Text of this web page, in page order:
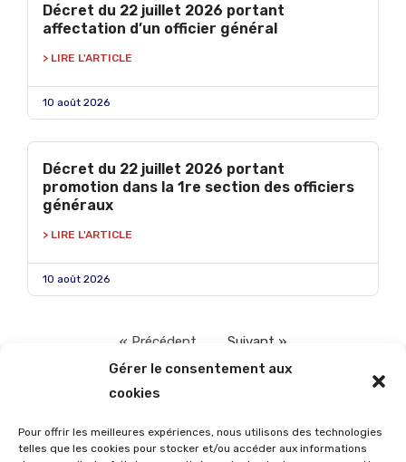
Gérer le consentement aux
cookies
Pour offrir les meilleures expériences, nous utilisons des technologies
telles que les cookies pour stocker et/ou accéder aux informations
Décret du 22 juillet 2026 portant
affectation d’un officier général
> LIRE L'ARTICLE
10 août 2026
Décret du 22 juillet 2026 portant
promotion dans la 1re section des officiers
généraux
> LIRE L'ARTICLE
10 août 2026
« Précédent Suivant »